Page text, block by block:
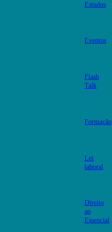
Estudos
Eventos
Flash
Talk
Formação
Lei
laboral
Direito
ao
Essencial